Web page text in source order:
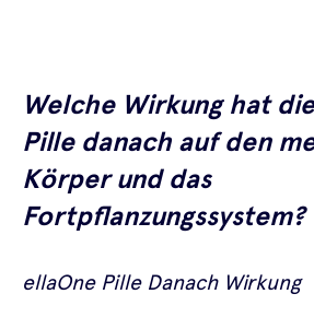
Welche Wirkung hat
Pille danach auf den
Körper und das
Fortpflanzungssystem?
ellaOne Pille Danach Wirkung